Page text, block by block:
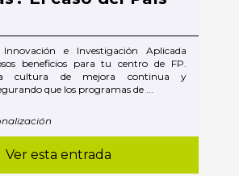
e Investigación Aplicada
beneficios para tu centro de FP.
cultura de mejora continua y
que los programas de ...
Ver esta entrada